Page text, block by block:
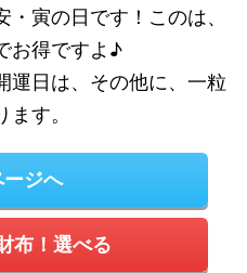
寅の日です！このは、
お得ですよ♪
運日は、その他に、一粒
す。
ジへ
布！選べる